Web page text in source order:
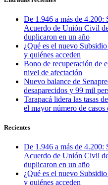
De 1.946 a más de 4.200:
Acuerdo de Unión Civil
duplicaron en un año
¿Qué es el nuevo
y quiénes acceden
Bono de recuperación de
nivel de afectación
Nuevo balance de
desaparecidos y 99 mil
Tarapacá lidera las tasas
el mayor número de casos
Recientes
De 1.946 a más de 4.200:
Acuerdo de Unión Civil
duplicaron en un año
¿Qué es el nuevo
y quiénes acceden